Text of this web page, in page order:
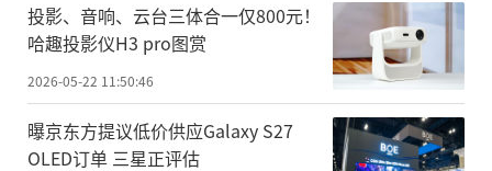
投影、音响、云台三体合一仅800元！
哈趣投影仪H3 pro图赏
2026-05-22 11:50:46
曝京东方提议低价供应Galaxy S27
OLED订单 三星正评估